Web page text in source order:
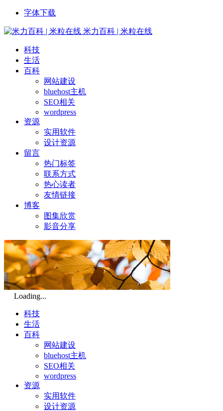
字体下载
米力百科 | 米粒在线
科技
生活
百科
网站建设
bluehost主机
SEO相关
wordpress
资源
实用软件
设计资源
留言
热门标签
联系方式
热心读者
友情链接
博客
图集欣赏
影音分享
Loading...
科技
生活
百科
网站建设
bluehost主机
SEO相关
wordpress
资源
实用软件
设计资源